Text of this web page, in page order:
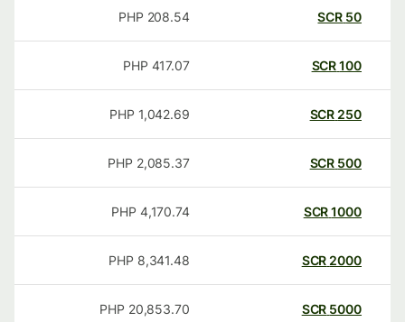
50
SCR
208.54
PHP
100
SCR
417.07
PHP
250
SCR
1,042.69
PHP
500
SCR
2,085.37
PHP
1000
SCR
4,170.74
PHP
2000
SCR
8,341.48
PHP
5000
SCR
20,853.70
PHP